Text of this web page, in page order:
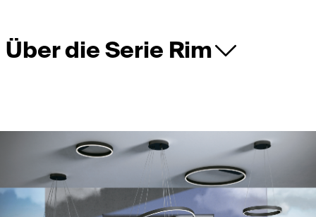
Über die Serie Rim